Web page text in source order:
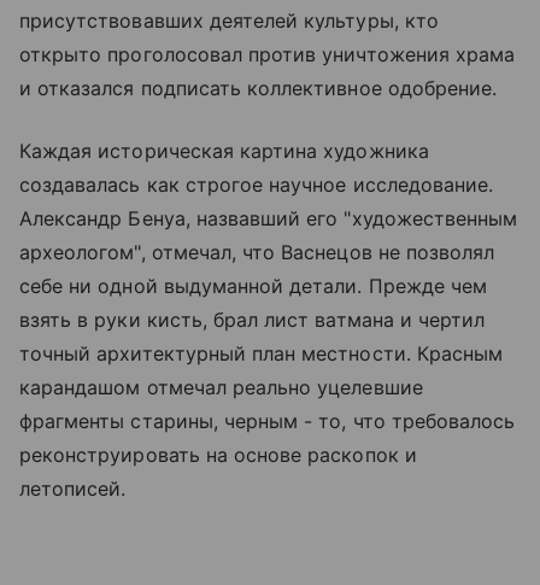
присутствовавших деятелей культуры, кто
открыто проголосовал против уничтожения храма
и отказался подписать коллективное одобрение.
Каждая историческая картина художника
создавалась как строгое научное исследование.
Александр Бенуа, назвавший его "художественным
археологом", отмечал, что Васнецов не позволял
себе ни одной выдуманной детали. Прежде чем
взять в руки кисть, брал лист ватмана и чертил
точный архитектурный план местности. Красным
карандашом отмечал реально уцелевшие
фрагменты старины, черным - то, что требовалось
реконструировать на основе раскопок и
летописей.